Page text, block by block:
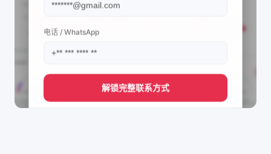
电话 / WhatsApp
解锁完整联系方式